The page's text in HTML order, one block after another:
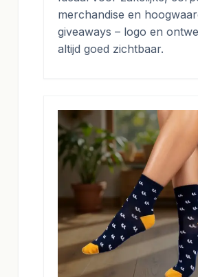
merchandise en
giveaways – logo en
altijd goed zichtbaar.